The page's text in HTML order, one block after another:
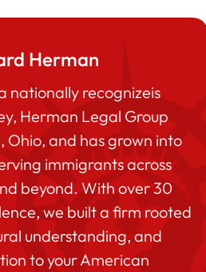
Herman
nationally recognizeis
Herman Legal Group
Ohio, and has grown into
immigrants across
beyond. With over 30
we built a firm rooted
understanding, and
to your American